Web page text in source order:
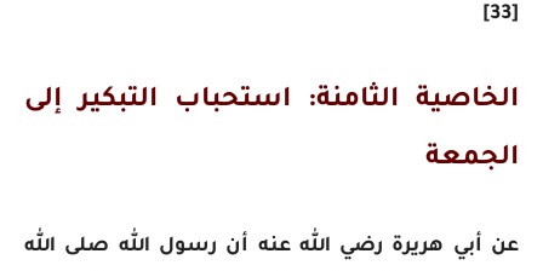
[33]
الخاصية الثامنة: استحباب التبكير إلى
الجمعة
عن أبي هريرة رضي الله عنه أن رسول الله صلى الله